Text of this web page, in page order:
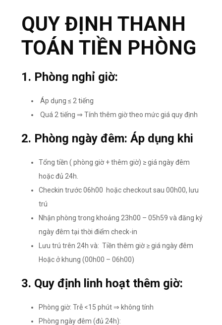
QUY ĐỊNH THANH
TOÁN TIỀN PHÒNG
1. Phòng nghỉ giờ:
Áp dụng ≤ 2 tiếng
Quá 2 tiếng ⇒ Tính thêm giờ theo mức giá quy định
2. Phòng ngày đêm: Áp dụng khi
Tổng tiền ( phòng giờ + thêm giờ) ≥ giá ngày đêm
hoặc đủ 24h.
Checkin trước 06h00 hoặc checkout sau 00h00, lưu
trú
Nhận phòng trong khoảng 23h00 – 05h59 và đăng ký
ngày đêm tại thời điểm check-in
Lưu trú trên 24h và: Tiền thêm giờ ≥ giá ngày đêm
Hoặc ở khung (00h00 – 06h00)
3. Quy định linh hoạt thêm giờ:
Phòng giờ: Trễ <15 phút ⇒ không tính
Phòng ngày đêm (đủ 24h):